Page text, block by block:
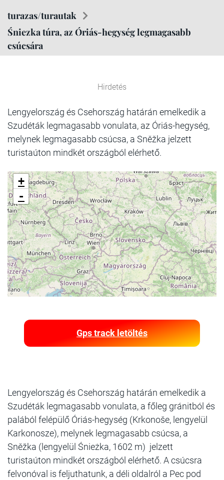
turazas/turautak
Śniezka túra, az Óriás-hegység legmagasabb
csúcsára
Hirdetés
Lengyelország és Csehország határán emelkedik a
Szudéták legmagasabb vonulata, az Óriás-hegység,
melynek legmagasabb csúcsa, a Sněžka jelzett
turistaúton mindkét országból elérhető.
+
-
Gps track letöltés
Lengyelország és Csehország határán emelkedik a
Szudéták legmagasabb vonulata, a főleg gránitból és
palából felépülő Óriás-hegység (Krkonoše, lengyelül
Karkonosze), melynek legmagasabb csúcsa, a
Sněžka (lengyelül Śnieżka, 1602 m) jelzett
turistaúton mindkét országból elérhető. A csúcsra
felvonóval is feljuthatunk, a déli oldalról a Pec pod